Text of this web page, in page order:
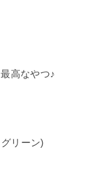
高なやつ♪
リーン)